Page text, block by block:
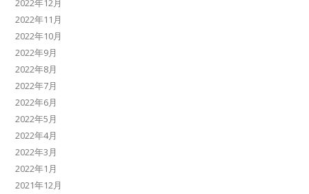
2022年12月
2022年11月
2022年10月
2022年9月
2022年8月
2022年7月
2022年6月
2022年5月
2022年4月
2022年3月
2022年1月
2021年12月